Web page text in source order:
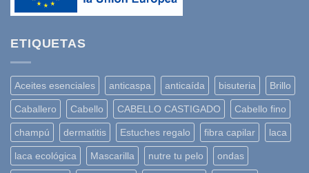
ETIQUETAS
Aceites esenciales anticaspa anticaída bisuteria Brillo
Caballero Cabello CABELLO CASTIGADO Cabello fino
champú dermatitis Estuches regalo fibra capilar laca
laca ecológica Mascarilla nutre tu pelo ondas